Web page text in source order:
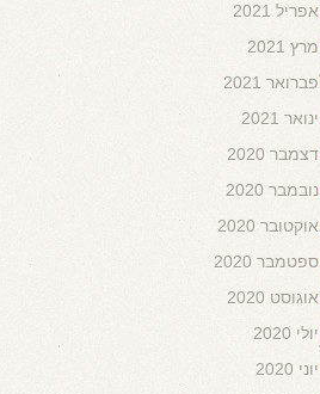
אפריל 2021
מרץ 2021
פברואר 2021
ינואר 2021
דצמבר 2020
נובמבר 2020
אוקטובר 2020
ספטמבר 2020
אוגוסט 2020
יולי 2020
יוני 2020